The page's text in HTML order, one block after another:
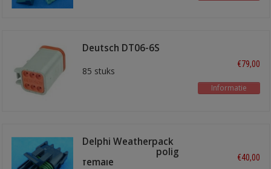
Deutsch DT06-6S
85 stuks
€79,00
Informatie
Delphi Weatherpack
stekkerhuizen 3 polig
female
€40,00